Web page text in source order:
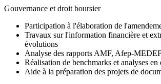
Gouvernance et droit boursier
Participation à l'élaboration de
Travaux sur l'information financière et
évolutions
Analyse des rapports AMF, Afep-
Réalisation de benchmarks et analyses
Aide à la préparation des projets de